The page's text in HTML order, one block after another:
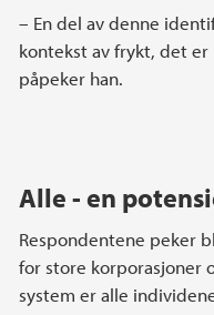
– En del av denne
kontekst av frykt, det
påpeker han.
Alle - en
Respondentene peker
for store korporasjoner
system er alle